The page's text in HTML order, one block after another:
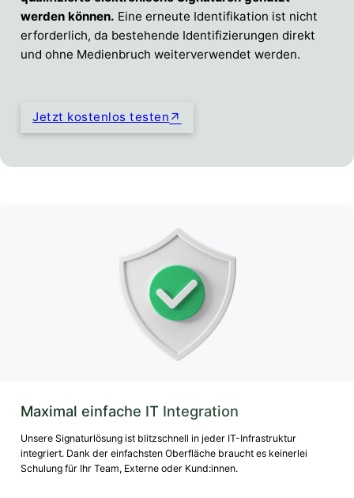
werden können. Eine erneute Identifikation ist nicht
erforderlich, da bestehende Identifizierungen direkt
und ohne Medienbruch weiterverwendet werden.
Jetzt kostenlos testen
Maximal einfache IT Integration
Unsere Signaturlösung ist blitzschnell in jeder IT-Infrastruktur
integriert. Dank der einfachsten Oberfläche braucht es keinerlei
Schulung für Ihr Team, Externe oder Kund:innen.